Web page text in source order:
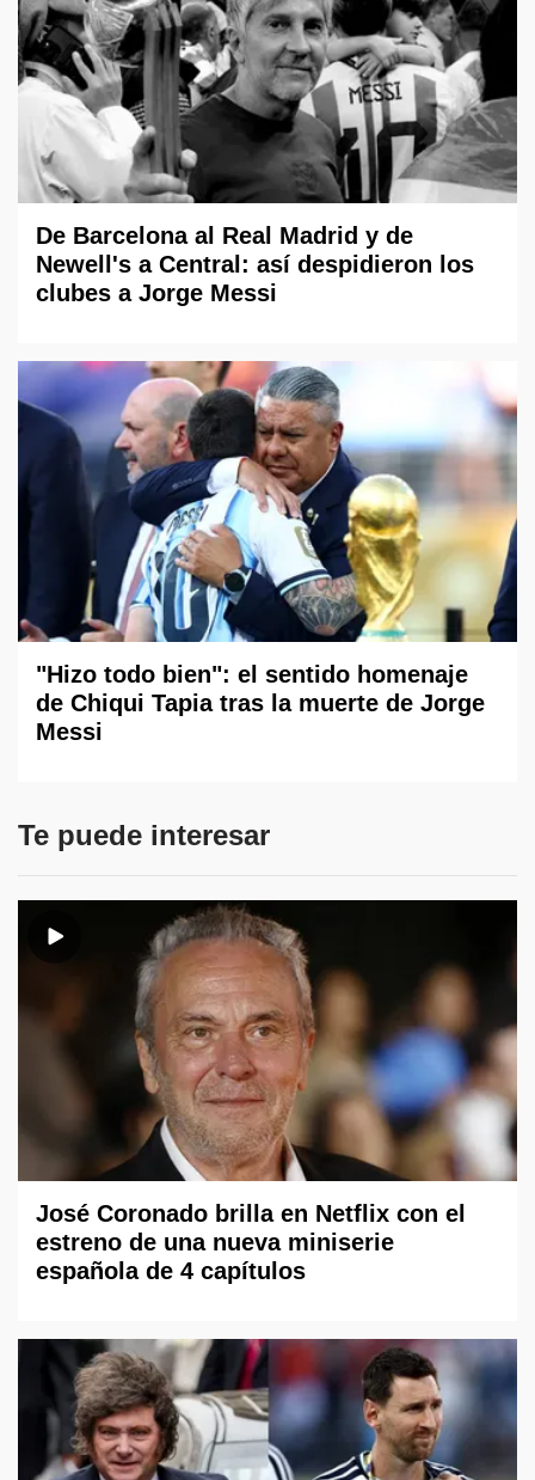
De Barcelona al Real Madrid y de
Newell's a Central: así despidieron los
clubes a Jorge Messi
"Hizo todo bien": el sentido homenaje
de Chiqui Tapia tras la muerte de Jorge
Messi
Te puede interesar
José Coronado brilla en Netflix con el
estreno de una nueva miniserie
española de 4 capítulos